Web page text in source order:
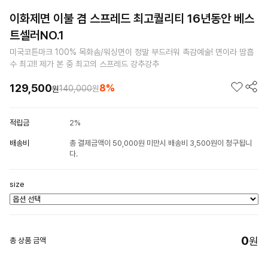
이화제면 이불 겸 스프레드 최고퀄리티 16년동안 베스
트셀러NO.1
미국코튼마크 100% 목화솜/워싱면이 정말 부드러워 촉감예술! 면이라 땀흡
수 최고!! 제가 본 중 최고의 스프레드 강추강추
129,500원140,000원8%
적립금 2%
배송비
총 결제금액이 50,000원 미만시 배송비 3,500원이 청구됩니
다.
size
총 상품 금액 0원